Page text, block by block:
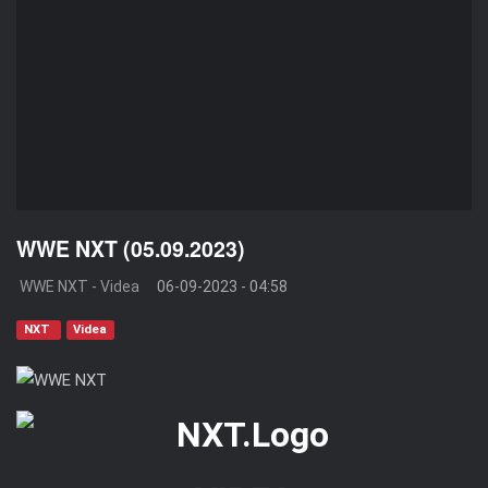
WWE NXT (05.09.2023)
WWE NXT - Videa 06-09-2023 - 04:58
NXT Videa